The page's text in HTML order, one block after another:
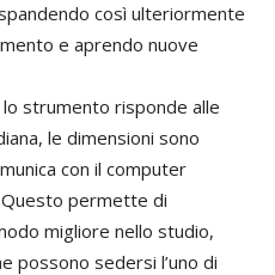
così ulteriormente
e aprendo nuove
strumento risponde alle
le dimensioni sono
con il computer
Questo permette di
migliore nello studio,
possono sedersi l’uno di